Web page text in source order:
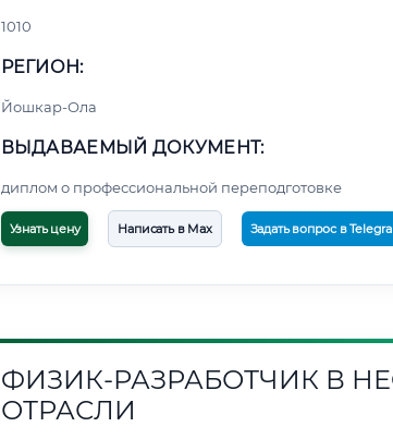
1010
РЕГИОН:
Йошкар-Ола
ВЫДАВАЕМЫЙ ДОКУМЕНТ:
диплом о профессиональной переподготовке
Узнать цену Написать в Max Задать вопрос в
ФИЗИК-РАЗРАБОТЧИК В
ОТРАСЛИ